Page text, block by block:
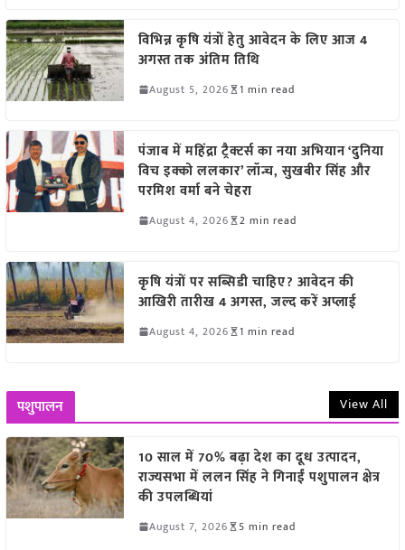
विभिन्न कृषि यंत्रों हेतु आवेदन के लिए आज 4
अगस्त तक अंतिम तिथि
August 5, 2026 1 min read
पंजाब में महिंद्रा ट्रैक्टर्स का नया अभियान ‘दुनिया
विच इक्को ललकार’ लॉन्च, सुखबीर सिंह और
परमिश वर्मा बने चेहरा
August 4, 2026 2 min read
कृषि यंत्रों पर सब्सिडी चाहिए? आवेदन की
आखिरी तारीख 4 अगस्त, जल्द करें अप्लाई
August 4, 2026 1 min read
पशुपालन View All
10 साल में 70% बढ़ा देश का दूध उत्पादन,
राज्यसभा में ललन सिंह ने गिनाईं पशुपालन क्षेत्र
की उपलब्धियां
August 7, 2026 5 min read